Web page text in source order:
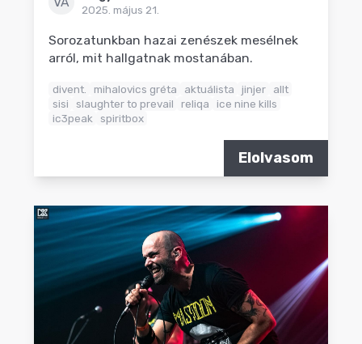
2025. május 21.
Sorozatunkban hazai zenészek mesélnek
arról, mit hallgatnak mostanában.
divent. mihalovics gréta aktuálista jinjer
allt
sisi
slaughter to prevail reliqa
ice nine kills
ic3peak
spiritbox
Elolvasom